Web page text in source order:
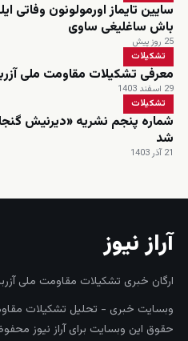
سایین تایماز اورمولونون وفاتی
باش ساغلیغی ساوی
25 روز پیش
تشکیلات
معرفی تشکیلات مقاومت ملی
29 اسفند 1403
تشکیلات
شد
21 آذر 1403
آراز نیوز
ارگان خبری تشکیلات مقاومت ملی
وبسایت خبری - تحلیل تشکیلات
حقوق این وبسایت برای آراز نیوز